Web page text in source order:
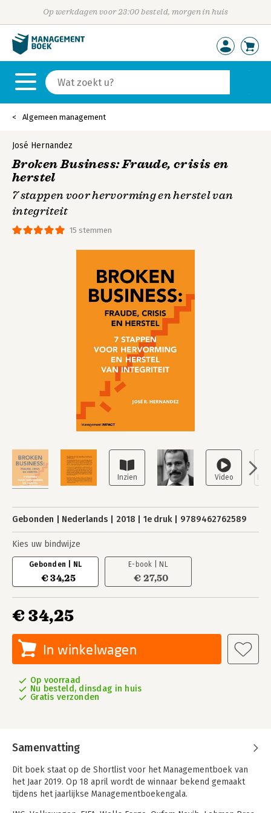
Op werkdagen voor 23:00 besteld, morgen in huis
Algemeen management
15 stemmen
José Hernandez
Broken Business: Fraude, crisis en
herstel
7 stappen voor hervorming en herstel van
integriteit
Gebonden Nederlands 2018 1e druk 9789462762589
Kies uw bindwijze
Gebonden | NL
€ 34,25
E-book | NL
€ 27,50
€ 34,25
In winkelwagen
Op voorraad
Nu besteld, dinsdag in huis
Gratis verzonden
Samenvatting
Dit boek staat op de Shortlist voor het Managementboek van
het Jaar 2019. Op 18 april wordt de winnaar bekend gemaakt
tijdens het jaarlijkse Managementboekengala.